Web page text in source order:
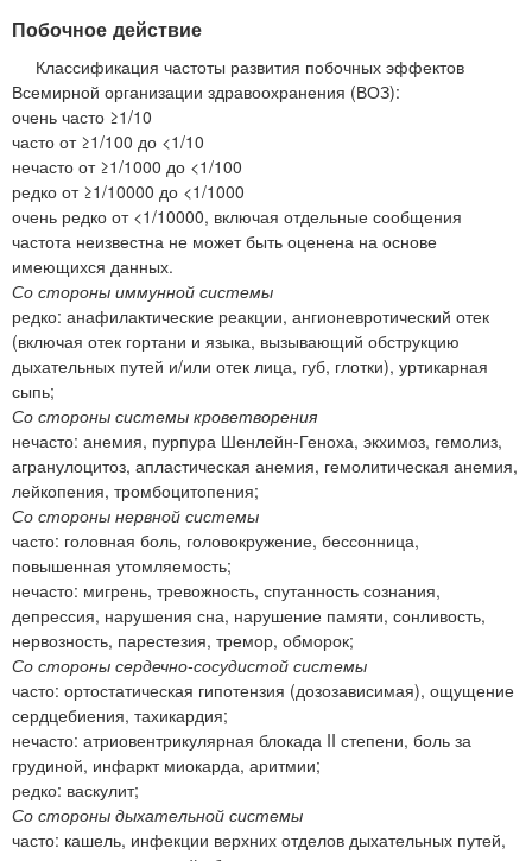
Побочное действие
Классификация частоты развития побочных эффектов
Всемирной организации здравоохранения (ВОЗ):
очень часто ≥1/10
часто от ≥1/100 до <1/10
нечасто от ≥1/1000 до <1/100
редко от ≥1/10000 до <1/1000
очень редко от <1/10000, включая отдельные сообщения
частота неизвестна не может быть оценена на основе
имеющихся данных.
Со стороны иммунной системы
редко: анафилактические реакции, ангионевротический отек
(включая отек гортани и языка, вызывающий обструкцию
дыхательных путей и/или отек лица, губ, глотки), уртикарная
сыпь;
Со стороны системы кроветворения
нечасто: анемия, пурпура Шенлейн-Геноха, экхимоз, гемолиз,
агранулоцитоз, апластическая анемия, гемолитическая анемия,
лейкопения, тромбоцитопения;
Со стороны нервной системы
часто: головная боль, головокружение, бессонница,
повышенная утомляемость;
нечасто: мигрень, тревожность, спутанность сознания,
депрессия, нарушения сна, нарушение памяти, сонливость,
нервозность, парестезия, тремор, обморок;
Со стороны сердечно-сосудистой системы
часто: ортостатическая гипотензия (дозозависимая), ощущение
сердцебиения, тахикардия;
нечасто: атриовентрикулярная блокада II степени, боль за
грудиной, инфаркт миокарда, аритмии;
редко: васкулит;
Со стороны дыхательной системы
часто: кашель, инфекции верхних отделов дыхательных путей,